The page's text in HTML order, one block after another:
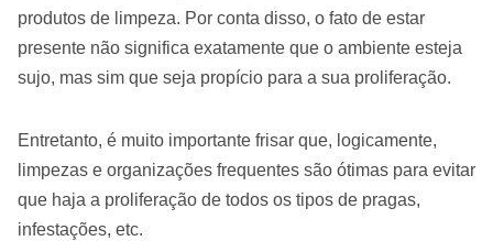
produtos de limpeza. Por conta disso, o fato de estar
presente não significa exatamente que o ambiente esteja
sujo, mas sim que seja propício para a sua proliferação.
Entretanto, é muito importante frisar que, logicamente,
limpezas e organizações frequentes são ótimas para evitar
que haja a proliferação de todos os tipos de pragas,
infestações, etc.